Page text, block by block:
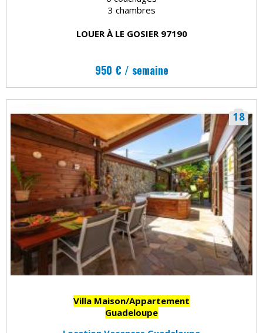
3 chambres
LOUER À LE GOSIER 97190
950 € / semaine
18
Villa Maison/Appartement
Guadeloupe